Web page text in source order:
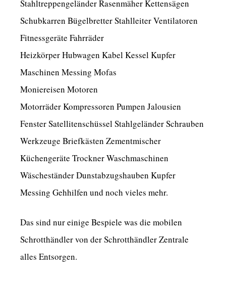
Stahltreppengeländer Rasenmäher Kettensägen
Schubkarren Bügelbretter Stahlleiter Ventilatoren
Fitnessgeräte Fahrräder
Heizkörper Hubwagen Kabel Kessel Kupfer
Maschinen Messing Mofas
Moniereisen Motoren
Motorräder Kompressoren Pumpen Jalousien
Fenster Satellitenschüssel Stahlgeländer Schrauben
Werkzeuge Briefkästen Zementmischer
Küchengeräte Trockner Waschmaschinen
Wäscheständer Dunstabzugshauben Kupfer
Messing Gehhilfen und noch vieles mehr.
Das sind nur einige Bespiele was die mobilen
Schrotthändler von der Schrotthändler Zentrale
alles Entsorgen.